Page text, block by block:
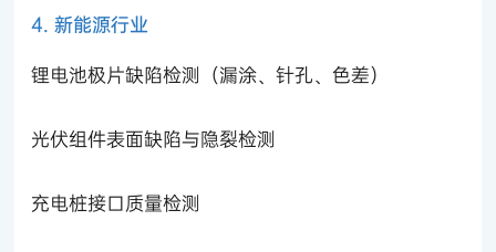
4. 新能源行业
锂电池极片缺陷检测（漏涂、针孔、色差）
光伏组件表面缺陷与隐裂检测
充电桩接口质量检测